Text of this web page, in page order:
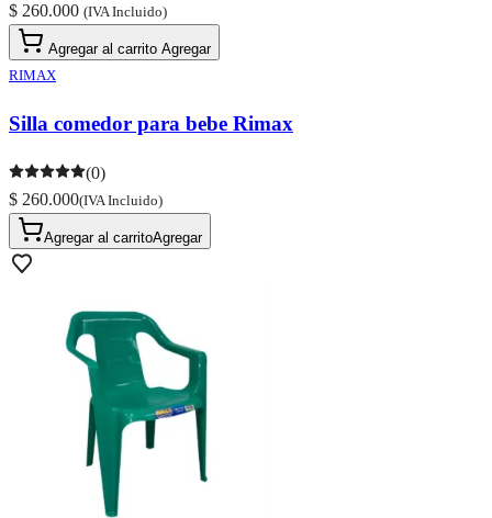
$ 260.000 (IVA Incluido)
Agregar al carrito Agregar
RIMAX
Silla comedor para bebe Rimax
(0)
$ 260.000(IVA Incluido)
Agregar al carritoAgregar